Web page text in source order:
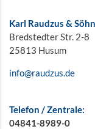
Karl Raudzus &
Bredstedter Str. 2-8
25813 Husum
info@raudzus.de
Telefon / Zentrale:
04841-8989-0